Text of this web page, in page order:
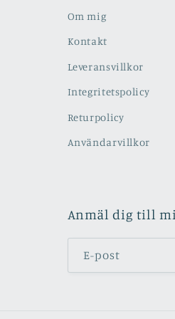
Om mig
Kontakt
Leveransvillkor
Integritetspolicy
Returpolicy
Användarvillkor
Anmäl dig till
E-post